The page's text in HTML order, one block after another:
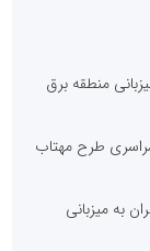
منطقه برق
سراسری طرح مهتاب
به میزبانی